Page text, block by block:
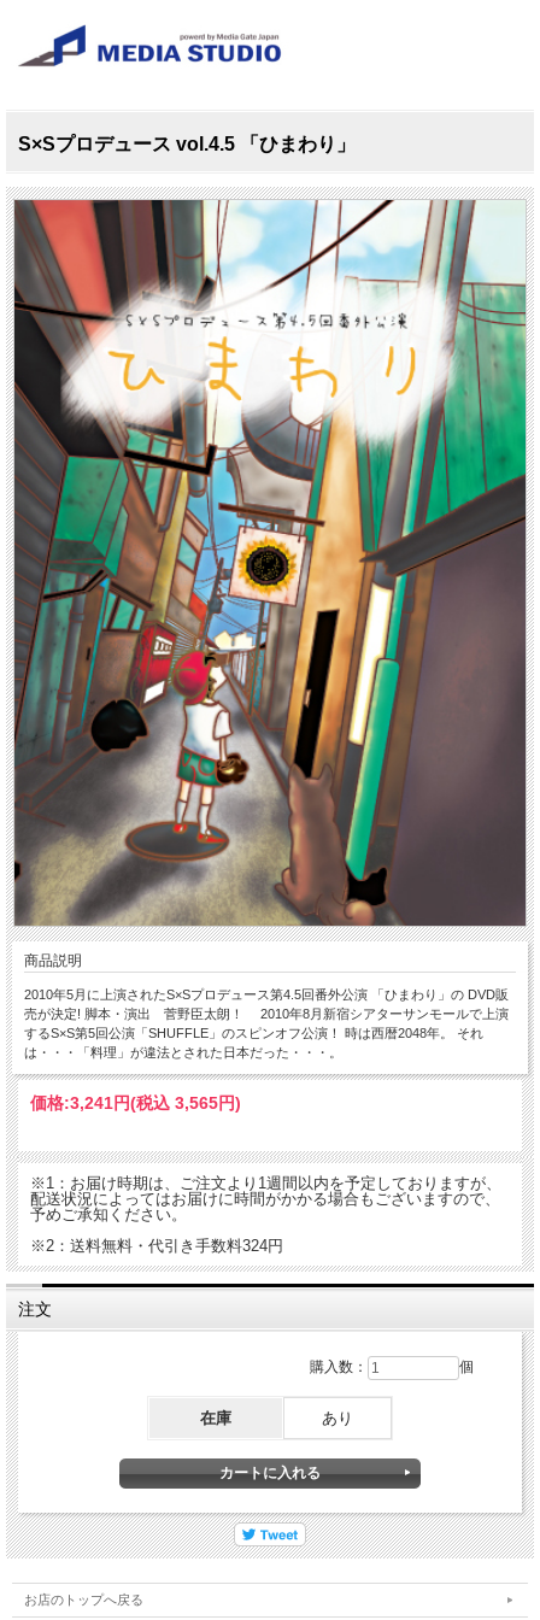
S×Sプロデュース vol.4.5 「ひまわり」
商品説明
2010年5月に上演されたS×Sプロデュース第4.5回番外公演 「ひまわり」の DVD販
売が決定! 脚本・演出 菅野臣太朗！ 2010年8月新宿シアターサンモールで上演
するS×S第5回公演「SHUFFLE」のスピンオフ公演！ 時は西暦2048年。 それ
は・・・「料理」が違法とされた日本だった・・・。
価格:3,241円(税込 3,565円)
※1：お届け時期は、ご注文より1週間以内を予定しておりますが、
配送状況によってはお届けに時間がかかる場合もございますので、
予めご承知ください。
※2：送料無料・代引き手数料324円
注文
購入数： 個
在庫 あり
お店のトップへ戻る